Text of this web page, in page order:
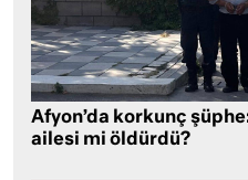
Afyon’da korkunç
ailesi mi öldürdü?